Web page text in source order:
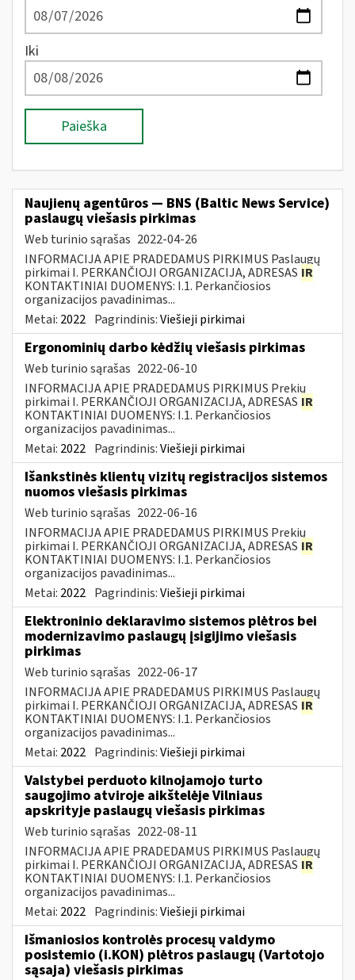
Iki
Paieška
Naujienų agentūros — BNS (Baltic News Service)
paslaugų viešasis pirkimas
Web turinio sąrašas 2022-04-26
INFORMACIJA APIE PRADEDAMUS PIRKIMUS Paslaugų
pirkimai I. PERKANČIOJI ORGANIZACIJA, ADRESAS IR
KONTAKTINIAI DUOMENYS: I.1. Perkančiosios
organizacijos pavadinimas...
Metai: 2022 Pagrindinis:Viešieji pirkimai
Ergonominių darbo kėdžių viešasis pirkimas
Web turinio sąrašas 2022-06-10
INFORMACIJA APIE PRADEDAMUS PIRKIMUS Prekių
pirkimai I. PERKANČIOJI ORGANIZACIJA, ADRESAS IR
KONTAKTINIAI DUOMENYS: I.1. Perkančiosios
organizacijos pavadinimas...
Metai: 2022 Pagrindinis:Viešieji pirkimai
Išankstinės klientų vizitų registracijos sistemos
nuomos viešasis pirkimas
Web turinio sąrašas 2022-06-16
INFORMACIJA APIE PRADEDAMUS PIRKIMUS Prekių
pirkimai I. PERKANČIOJI ORGANIZACIJA, ADRESAS IR
KONTAKTINIAI DUOMENYS: I.1. Perkančiosios
organizacijos pavadinimas...
Metai: 2022 Pagrindinis:Viešieji pirkimai
Elektroninio deklaravimo sistemos plėtros bei
modernizavimo paslaugų įsigijimo viešasis
pirkimas
Web turinio sąrašas 2022-06-17
INFORMACIJA APIE PRADEDAMUS PIRKIMUS Paslaugų
pirkimai I. PERKANČIOJI ORGANIZACIJA, ADRESAS IR
KONTAKTINIAI DUOMENYS: I.1. Perkančiosios
organizacijos pavadinimas...
Metai: 2022 Pagrindinis:Viešieji pirkimai
Valstybei perduoto kilnojamojo turto
saugojimo atviroje aikštelėje Vilniaus
apskrityje paslaugų viešasis pirkimas
Web turinio sąrašas 2022-08-11
INFORMACIJA APIE PRADEDAMUS PIRKIMUS Paslaugų
pirkimai I. PERKANČIOJI ORGANIZACIJA, ADRESAS IR
KONTAKTINIAI DUOMENYS: I.1. Perkančiosios
organizacijos pavadinimas...
Metai: 2022 Pagrindinis:Viešieji pirkimai
Išmaniosios kontrolės procesų valdymo
posistemio (i.KON) plėtros paslaugų (Vartotojo
sąsaja) viešasis pirkimas